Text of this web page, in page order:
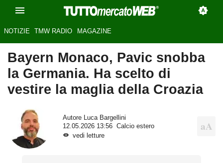
NOTIZIE TMW RADIO MAGAZINE
Bayern Monaco, Pavic snobba
la Germania. Ha scelto di
vestire la maglia della Croazia
Autore Luca Bargellini
12.05.2026 13:56
Calcio estero
vedi letture